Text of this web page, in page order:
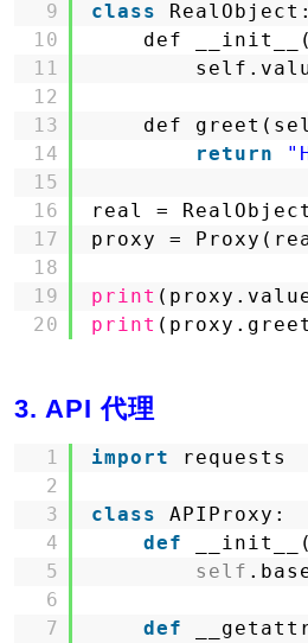
9
10
11
12
13
14
15
16
17
18
19
20
class
RealObject:
def
def
return
real =
proxy =
print
print
3. API 代理
1
2
3
4
5
6
7
import requests
class
APIProxy:
def
__init__(
self
def